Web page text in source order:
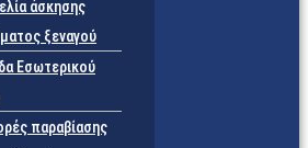
άσκησης
ξεναγού
Εσωτερικού
παραβίασης